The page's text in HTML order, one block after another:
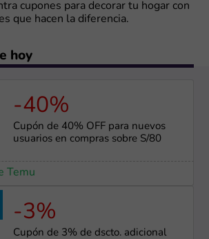
cupones para decorar tu hogar con
que hacen la diferencia.
hoy
-40%
Cupón de 40% OFF para nuevos
usuarios en compras sobre S/80
Temu
-3%
Cupón de 3% de dscto. adicional